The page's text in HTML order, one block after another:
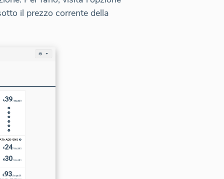
il prezzo corrente della